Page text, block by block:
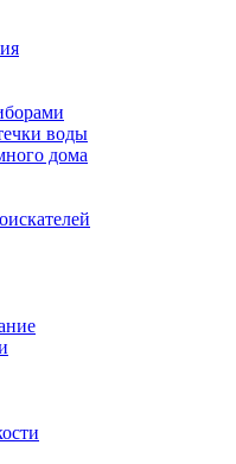
воды
дома